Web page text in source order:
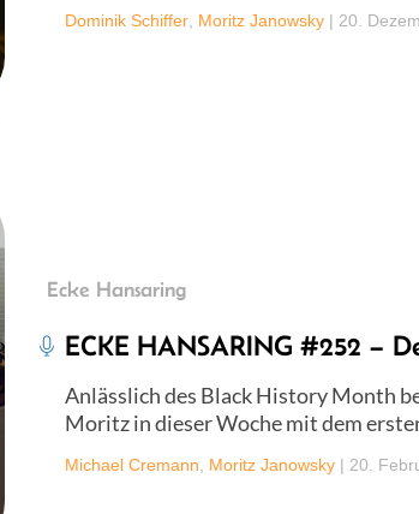
Dominik Schiffer Moritz Janowsky | 20.
Ecke Hansaring
ECKE HANSARING #252 –
Anlässlich des Black History Month
Moritz in dieser Woche mit dem
Michael Cremann Moritz Janowsky | 20.